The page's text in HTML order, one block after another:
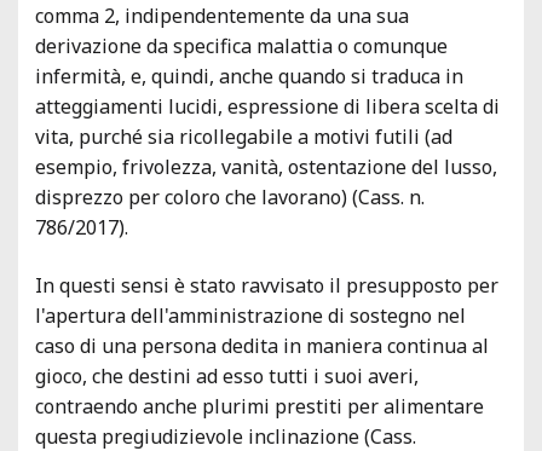
comma 2, indipendentemente da una sua
derivazione da specifica malattia o comunque
infermità, e, quindi, anche quando si traduca in
atteggiamenti lucidi, espressione di libera scelta di
vita, purché sia ricollegabile a motivi futili (ad
esempio, frivolezza, vanità, ostentazione del lusso,
disprezzo per coloro che lavorano) (Cass. n.
786/2017).
In questi sensi è stato ravvisato il presupposto per
l'apertura dell'amministrazione di sostegno nel
caso di una persona dedita in maniera continua al
gioco, che destini ad esso tutti i suoi averi,
contraendo anche plurimi prestiti per alimentare
questa pregiudizievole inclinazione (Cass.